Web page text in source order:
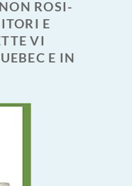
ROSI-
E
VI
E IN